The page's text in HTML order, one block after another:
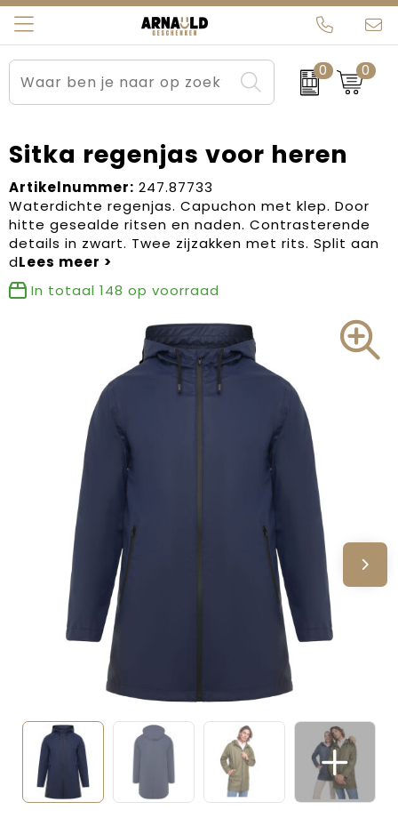
0 0
Relatiegeschenken
Sportkleding
Werkkleding
Kleding en textiel
Tassen
Beurs en Evenementen
Brievenbuspakketten
Carnaval
Dag van de Zorg
Kerstartikelen
Kraamcadeaus
Sinterklaas
Verjaardagen
Voetbal, EK en WK
Voor de bouw
Zomergeschenken
Zomerpakketten
Arnauld Kerstpakketten
MijnEigenKadootje
Ons team
Contact
Blogs
Sitka regenjas voor heren
Artikelnummer: 247.87733
Waterdichte regenjas. Capuchon met klep. Door
hitte gesealde ritsen en naden. Contrasterende
details in zwart. Twee zijzakken met rits. Split aan
d
In totaal 148 op voorraad